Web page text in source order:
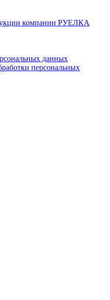
компании РУЕЛКА
данных
персональных